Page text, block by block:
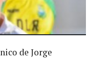
de Jorge